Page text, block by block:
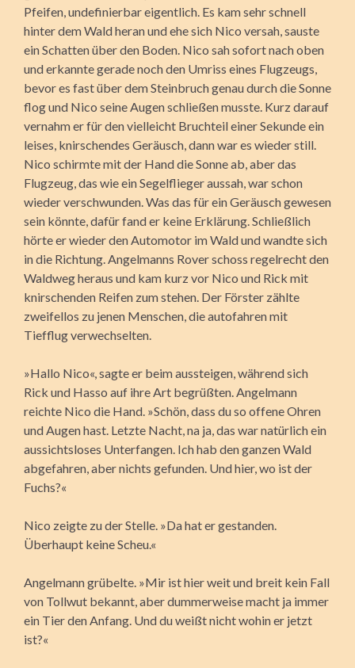
Pfeifen, undefinierbar eigentlich. Es kam sehr schnell
hinter dem Wald heran und ehe sich Nico versah, sauste
ein Schatten über den Boden. Nico sah sofort nach oben
und erkannte gerade noch den Umriss eines Flugzeugs,
bevor es fast über dem Steinbruch genau durch die Sonne
flog und Nico seine Augen schließen musste. Kurz darauf
vernahm er für den vielleicht Bruchteil einer Sekunde ein
leises, knirschendes Geräusch, dann war es wieder still.
Nico schirmte mit der Hand die Sonne ab, aber das
Flugzeug, das wie ein Segelflieger aussah, war schon
wieder verschwunden. Was das für ein Geräusch gewesen
sein könnte, dafür fand er keine Erklärung. Schließlich
hörte er wieder den Automotor im Wald und wandte sich
in die Richtung. Angelmanns Rover schoss regelrecht den
Waldweg heraus und kam kurz vor Nico und Rick mit
knirschenden Reifen zum stehen. Der Förster zählte
zweifellos zu jenen Menschen, die autofahren mit
Tiefflug verwechselten.
»Hallo Nico«, sagte er beim aussteigen, während sich
Rick und Hasso auf ihre Art begrüßten. Angelmann
reichte Nico die Hand. »Schön, dass du so offene Ohren
und Augen hast. Letzte Nacht, na ja, das war natürlich ein
aussichtsloses Unterfangen. Ich hab den ganzen Wald
abgefahren, aber nichts gefunden. Und hier, wo ist der
Fuchs?«
Nico zeigte zu der Stelle. »Da hat er gestanden.
Überhaupt keine Scheu.«
Angelmann grübelte. »Mir ist hier weit und breit kein Fall
von Tollwut bekannt, aber dummerweise macht ja immer
ein Tier den Anfang. Und du weißt nicht wohin er jetzt
ist?«